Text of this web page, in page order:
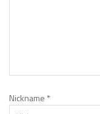
Nickname *